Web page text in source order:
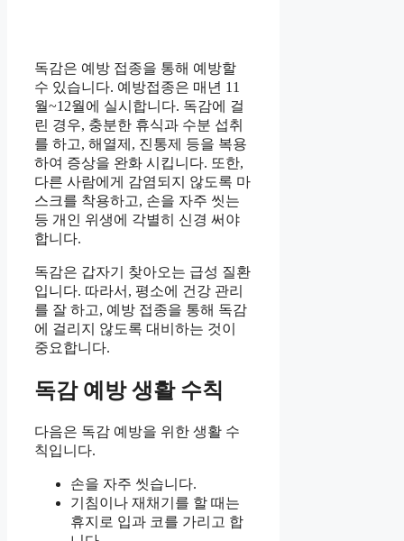
독감은 예방 접종을 통해 예방할
수 있습니다. 예방접종은 매년 11
월~12월에 실시합니다. 독감에 걸
린 경우, 충분한 휴식과 수분 섭취
를 하고, 해열제, 진통제 등을 복용
하여 증상을 완화 시킵니다. 또한,
다른 사람에게 감염되지 않도록 마
스크를 착용하고, 손을 자주 씻는
등 개인 위생에 각별히 신경 써야
합니다.
독감은 갑자기 찾아오는 급성 질환
입니다. 따라서, 평소에 건강 관리
를 잘 하고, 예방 접종을 통해 독감
에 걸리지 않도록 대비하는 것이
중요합니다.
독감 예방 생활 수칙
다음은 독감 예방을 위한 생활 수
칙입니다.
손을 자주 씻습니다.
기침이나 재채기를 할 때는
휴지로 입과 코를 가리고 합